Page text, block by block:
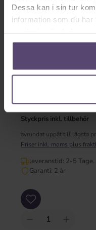
Dessa kan i sin tur
information som du
Tillgänglig
Garanti: 2 år
Styckpris inkl. tillbehör
avrundat uppåt till lägsta
Priser inkl. moms plus
leveranstid: 2-5 Tage.
Garanti: 2 år
Produktkvantitet: Ange